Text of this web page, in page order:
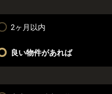
2ヶ月以内
良い物件があれば